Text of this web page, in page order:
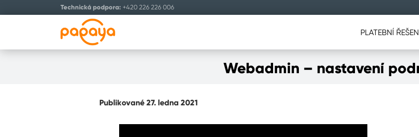
Technická podpora: +420 226 226 006
PLATEBNÍ
Webadmin – nastavení
Publikované 27. ledna 2021